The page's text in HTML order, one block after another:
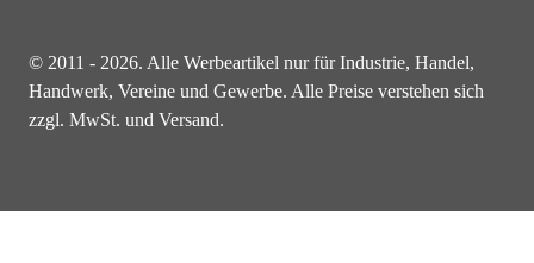
© 2011 - 2026. Alle Werbeartikel nur für Industrie, Handel,
Handwerk, Vereine und Gewerbe. Alle Preise verstehen sich
zzgl. MwSt. und Versand.